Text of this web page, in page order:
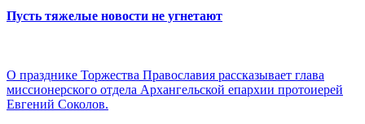
Пусть тяжелые новости не угнетают
О празднике Торжества Православия рассказывает глава
миссионерского отдела Архангельской епархии протоиерей
Евгений Соколов.